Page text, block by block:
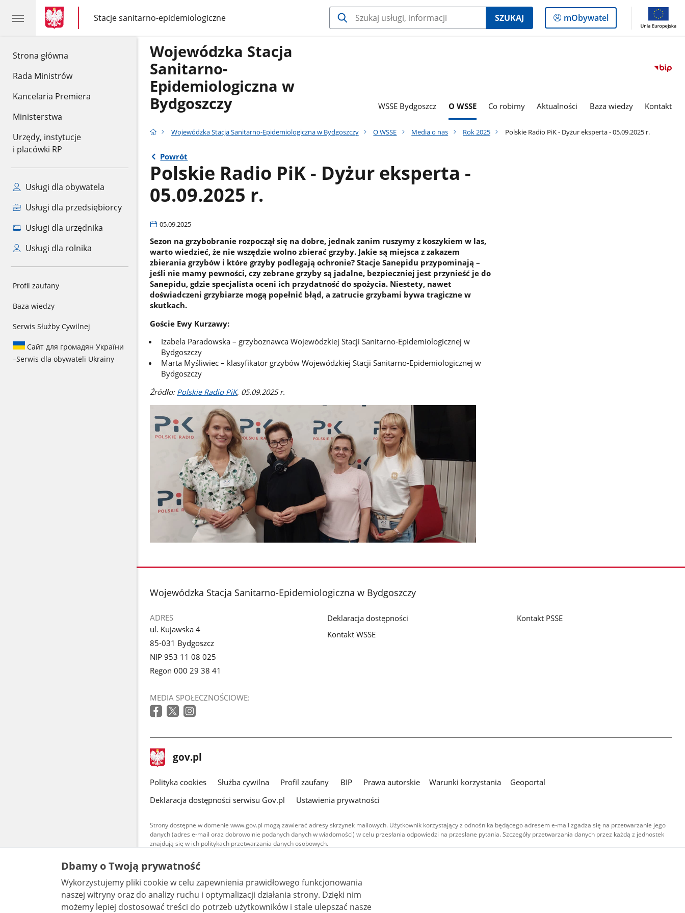
Strona główna
Rada Ministrów
Kancelaria Premiera
Ministerstwa
Urzędy, instytucje
i placówki RP
Usługi dla obywatela
Usługi dla przedsiębiorcy
Usługi dla urzędnika
Usługi dla rolnika
Profil zaufany
Baza wiedzy
Serwis Służby Cywilnej
Сайт для громадян України
–Serwis dla obywateli Ukrainy
gov.pl
gov.pl
Stacje sanitarno-epidemiologiczne
gov.pl
Stacje
sanitarno-
epidemiologiczne
SZUKAJ
Logowanie
do
mObywatel
Wojewódzka Stacja
Sanitarno-
Epidemiologiczna w
Bydgoszczy
WSSE Bydgoszcz O WSSE Co robimy Aktualności Baza wiedzy Kontakt
Wojewódzka Stacja Sanitarno-Epidemiologiczna w Bydgoszczy O WSSE Media o nas Rok 2025 Polskie Radio PiK - Dyżur eksperta - 05.09.2025 r.
Powrót
Polskie Radio PiK - Dyżur eksperta -
05.09.2025 r.
05.09.2025
Sezon na grzybobranie rozpoczął się na dobre, jednak zanim ruszymy z koszykiem w las,
warto wiedzieć, że nie wszędzie wolno zbierać grzyby. Jakie są miejsca z zakazem
zbierania grzybów i które grzyby podlegają ochronie? Stacje Sanepidu przypominają –
jeśli nie mamy pewności, czy zebrane grzyby są jadalne, bezpieczniej jest przynieść je do
Sanepidu, gdzie specjalista oceni ich przydatność do spożycia. Niestety, nawet
doświadczeni grzybiarze mogą popełnić błąd, a zatrucie grzybami bywa tragiczne w
skutkach.
Goście Ewy Kurzawy:
Izabela Paradowska – grzyboznawca Wojewódzkiej Stacji Sanitarno-Epidemiologicznej w
Bydgoszczy
Marta Myśliwiec – klasyfikator grzybów Wojewódzkiej Stacji Sanitarno-Epidemiologicznej w
Bydgoszczy
Źródło: Polskie Radio PiK, 05.09.2025 r.
stopka
Wojewódzka Stacja Sanitarno-Epidemiologiczna w Bydgoszczy
ADRES
ul. Kujawska 4
85-031 Bydgoszcz
NIP 953 11 08 025
Regon 000 29 38 41
MEDIA SPOŁECZNOŚCIOWE:
Deklaracja dostępności
Kontakt WSSE
Kontakt PSSE
stopka
gov.pl Strona
gov.pl
gov.pl
Polityka cookies Służba cywilna Profil zaufany BIP Prawa autorskie Warunki korzystania
Geoportal
Deklaracja dostępności serwisu Gov.pl
Ustawienia prywatności
Strony dostępne w domenie www.gov.pl mogą zawierać adresy skrzynek mailowych. Użytkownik korzystający z odnośnika będącego adresem e-mail zgadza się na przetwarzanie jego
danych (adres e-mail oraz dobrowolnie podanych danych w wiadomości) w celu przesłania odpowiedzi na przesłane pytania. Szczegóły przetwarzania danych przez każdą z jednostek
znajdują się w ich politykach przetwarzania danych osobowych.
Treści tekstowe publikowane w serwisie (z wyłączeniem treści audiowizualnych), są
udostępniane na licencji typu Creative Commons: uznanie autorstwa - na tych samych
warunkach 4.0 (CC BY-SA 4.0). Materiały audiowizualne, w tym zdjęcia, materiały audio i wideo,
są udostępniane na licencji typu Creative Commons: uznanie autorstwa użycie niekomercyjne -
bez utworów zależnych 4.0 (CC BY-NC-ND 4.0), o ile nie jest to stwierdzone inaczej.
Dbamy o Twoją prywatność
Wykorzystujemy pliki cookie w celu zapewnienia prawidłowego funkcjonowania
naszej witryny oraz do analizy ruchu i optymalizacji działania strony. Dzięki nim
możemy lepiej dostosować treści do potrzeb użytkowników i stale ulepszać nasze